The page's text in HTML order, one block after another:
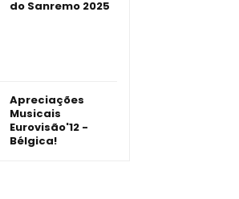
do Sanremo 2025
Apreciações
Musicais
Eurovisão'12 -
Bélgica!